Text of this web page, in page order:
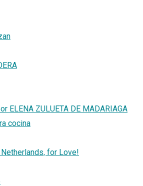
ELENA ZULUETA DE MADARIAGA
cocina
for Love!